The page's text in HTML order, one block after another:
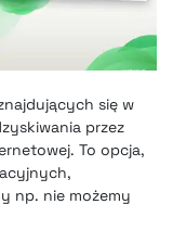
się w
przez
To opcja,
np. nie możemy